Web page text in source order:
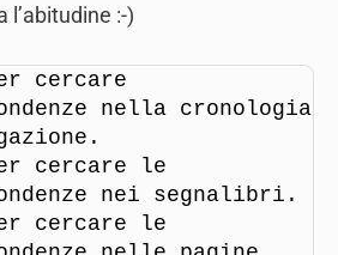
l’abitudine :-)
cercare
nella cronologia
cercare le
nei segnalibri.
cercare le